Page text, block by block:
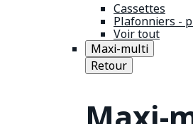
Cassettes
Plafonniers -
Voir tout
Maxi-multi
Retour